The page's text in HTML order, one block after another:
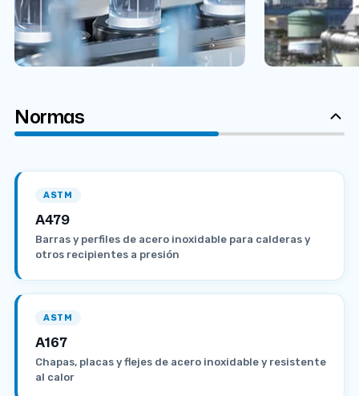
Normas
ASTM
A479
Barras y perfiles de acero inoxidable para calderas y
otros recipientes a presión
ASTM
A167
Chapas, placas y flejes de acero inoxidable y resistente
al calor